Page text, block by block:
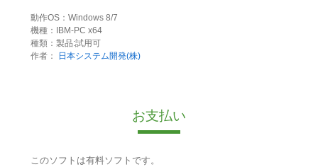
動作OS：Windows 8/7
機種：IBM-PC x64
種類：製品:試用可
作者：
日本システム開発(株)
お支払い
このソフトは有料ソフトです。